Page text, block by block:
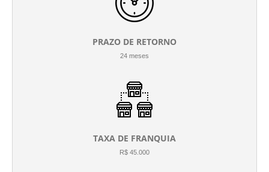
PRAZO DE RETORNO
24 meses
TAXA DE FRANQUIA
R$ 45.000